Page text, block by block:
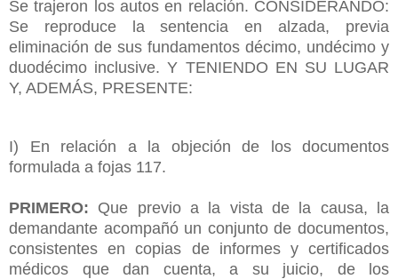
Se trajeron los autos en relación. CONSIDERANDO:
Se reproduce la sentencia en alzada, previa
eliminación de sus fundamentos décimo, undécimo y
duodécimo inclusive.Y TENIENDO EN SU LUGAR
Y, ADEMÁS, PRESENTE:
I) En relación a la objeción de los documentos
formulada a fojas 117.
PRIMERO: Que previo a la vista de la causa, la
demandante acompañó un conjunto de documentos,
consistentes en copias de informes y certificados
médicos que dan cuenta, a su juicio, de los